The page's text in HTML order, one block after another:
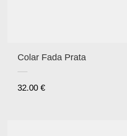
Colar Fada Prata
32.00 €